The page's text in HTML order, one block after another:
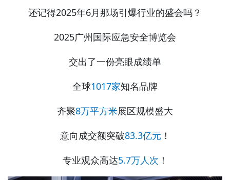
还记得2025年6月那场引爆行业的盛会吗？
2025广州国际应急安全博览会
交出了一份亮眼成绩单
全球1017家知名品牌
齐聚8万平方米展区规模盛大
意向成交额突破83.3亿元 ！
专业观众高达5.7万人次 ！